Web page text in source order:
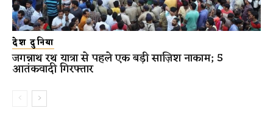
देश दुनिया
जगन्नाथ रथ यात्रा से पहले एक बड़ी साज़िश नाकाम; 5
आतंकवादी गिरफ्तार